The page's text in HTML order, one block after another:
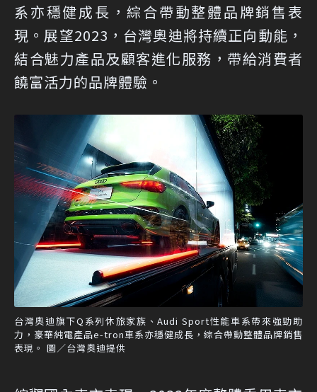
系亦穩健成長，綜合帶動整體品牌銷售表
現。展望2023，台灣奧迪將持續正向動能，
結合魅力產品及顧客進化服務，帶給消費者
饒富活力的品牌體驗。
台灣奧迪旗下Q系列休旅家族、Audi Sport性能車系帶來強勁助
力，豪華純電產品e-tron車系亦穩健成長，綜合帶動整體品牌銷售
表現。 圖／台灣奧迪提供